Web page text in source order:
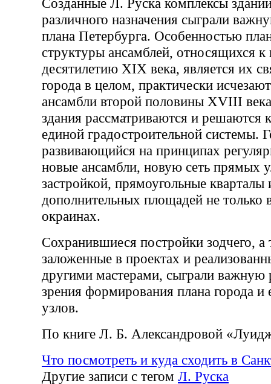
различного назначения сыграли
плана Петербурга. Особенностью
структуры ансамблей, относящихся
десятилетию XIX века, является их
города в целом, практически
ансамбли второй половины XVIII
здания рассматриваются и решаются
единой градостроительной системы.
развивающийся на принципах
новые ансамбли, новую сеть прямых
застройкой, прямоугольные кварталы
дополнительных площадей не только
окраинах.
Сохранившиеся постройки зодчего, а
заложенные в проектах и
другими мастерами, сыграли важную
зрения формирования плана города и
узлов.
По книге Л. Б. Александровой
Что посмотреть и куда сходить в
Другие записи с тегом Л. Руска